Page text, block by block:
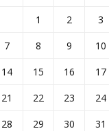
1 2 3
7
8 9 10
14
15 16 17
21
22 23 24
28
29 30
31